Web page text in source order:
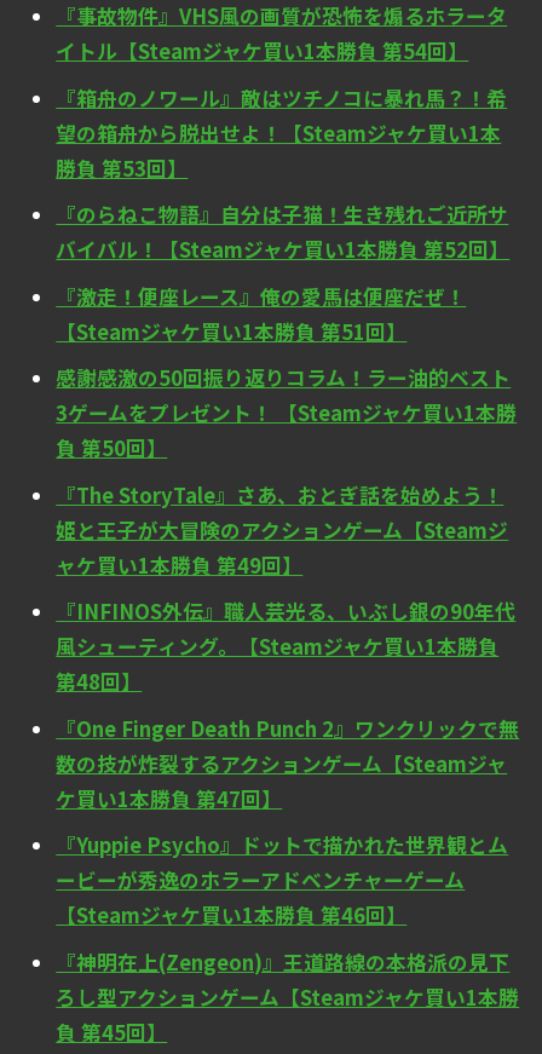
『事故物件』VHS風の画質が恐怖を煽るホラータ
イトル【Steamジャケ買い1本勝負 第54回】
『箱舟のノワール』敵はツチノコに暴れ馬？！希
望の箱舟から脱出せよ！【Steamジャケ買い1本
勝負 第53回】
『のらねこ物語』自分は子猫！生き残れご近所サ
バイバル！【Steamジャケ買い1本勝負 第52回】
『激走！便座レース』俺の愛馬は便座だぜ！
【Steamジャケ買い1本勝負 第51回】
感謝感激の50回振り返りコラム！ラー油的ベスト
3ゲームをプレゼント！ 【Steamジャケ買い1本勝
負 第50回】
『The StoryTale』さあ、おとぎ話を始めよう！
姫と王子が大冒険のアクションゲーム【Steamジ
ャケ買い1本勝負 第49回】
『INFINOS外伝』職人芸光る、いぶし銀の90年代
風シューティング。【Steamジャケ買い1本勝負
第48回】
『One Finger Death Punch 2』ワンクリックで無
数の技が炸裂するアクションゲーム【Steamジャ
ケ買い1本勝負 第47回】
『Yuppie Psycho』ドットで描かれた世界観とム
ービーが秀逸のホラーアドベンチャーゲーム
【Steamジャケ買い1本勝負 第46回】
『神明在上(Zengeon)』王道路線の本格派の見下
ろし型アクションゲーム【Steamジャケ買い1本勝
負 第45回】